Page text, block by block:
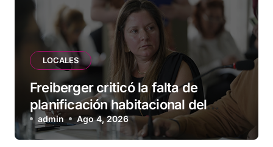
LOCALES
Freiberger criticó la falta de
planificación habitacional del
Municipio: “Vuoto deja afuera a
vecinos que llevan más de 20 años
admin Ago 4, 2026